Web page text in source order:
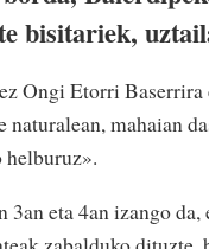
bisitariek,
Ongi Etorri
mahaian
helburuz».
eta 4an izango